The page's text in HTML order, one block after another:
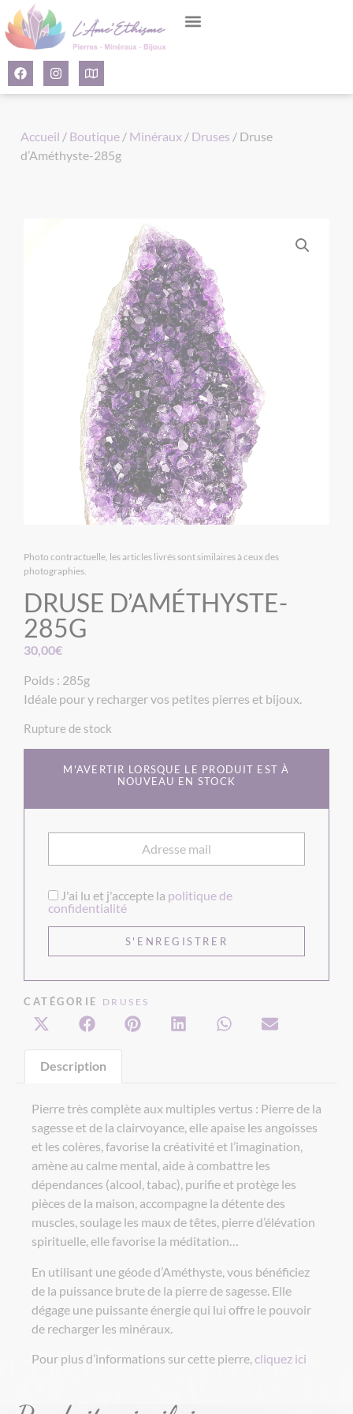
Accueil / Boutique / Minéraux / Druses / Druse
d’Améthyste-285g
Photo contractuelle, les articles livrés sont similaires à ceux des
photographies.
DRUSE D’AMÉTHYSTE-
285G
30,00€
Poids : 285g
Idéale pour y recharger vos petites pierres et bijoux.
Rupture de stock
M'AVERTIR LORSQUE LE PRODUIT EST À
NOUVEAU EN STOCK
J'ai lu et j'accepte la politique de
confidentialité
CATÉGORIE DRUSES
Description
Pierre très complète aux multiples vertus : Pierre de la
sagesse et de la clairvoyance, elle apaise les angoisses
et les colères, favorise la créativité et l’imagination,
amène au calme mental, aide à combattre les
dépendances (alcool, tabac), purifie et protège les
pièces de la maison, accompagne la détente des
muscles, soulage les maux de têtes, pierre d’élévation
spirituelle, elle favorise la méditation…
En utilisant une géode d’Améthyste, vous bénéficiez
de la puissance brute de la pierre de sagesse. Elle
dégage une puissante énergie qui lui offre le pouvoir
de recharger les minéraux.
Pour plus d’informations sur cette pierre,cliquez ici
Panneau de gestion des cookies